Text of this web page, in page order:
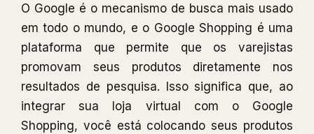
O Google é o mecanismo de busca mais usado
em todo o mundo, e o Google Shopping é uma
plataforma que permite que os varejistas
promovam seus produtos diretamente nos
resultados de pesquisa. Isso significa que, ao
integrar sua loja virtual com o Google
Shopping, você está colocando seus produtos